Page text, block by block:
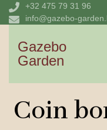
+32 475 79 31 96
info@gazebo-
Gazebo
Garden
Coin